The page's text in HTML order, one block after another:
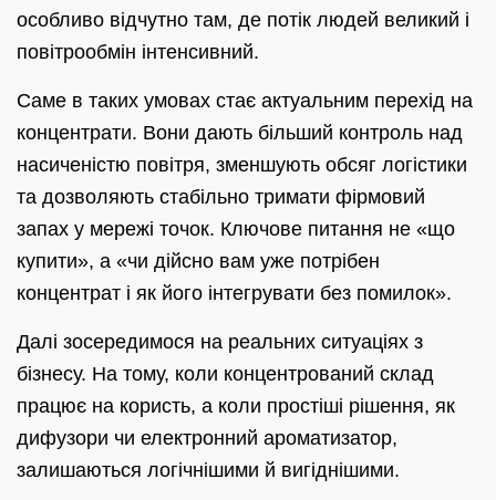
особливо відчутно там, де потік людей великий і
повітрообмін інтенсивний.
Саме в таких умовах стає актуальним перехід на
концентрати. Вони дають більший контроль над
насиченістю повітря, зменшують обсяг логістики
та дозволяють стабільно тримати фірмовий
запах у мережі точок. Ключове питання не «що
купити», а «чи дійсно вам уже потрібен
концентрат і як його інтегрувати без помилок».
Далі зосередимося на реальних ситуаціях з
бізнесу. На тому, коли концентрований склад
працює на користь, а коли простіші рішення, як
дифузори чи електронний ароматизатор,
залишаються логічнішими й вигіднішими.